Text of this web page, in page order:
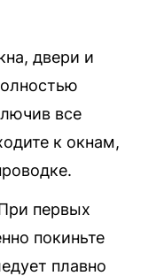
двери и
все
к окнам,
первых
покиньте
плавно